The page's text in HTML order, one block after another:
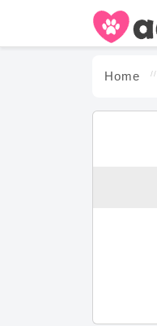
Home